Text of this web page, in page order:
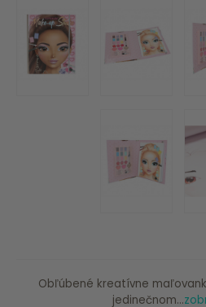
Obľúbené kreatívne
jedinečnom...